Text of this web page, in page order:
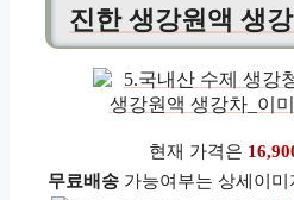
진한 생강원액 생
현재 가격은
무료배송가능여부는 상세이미